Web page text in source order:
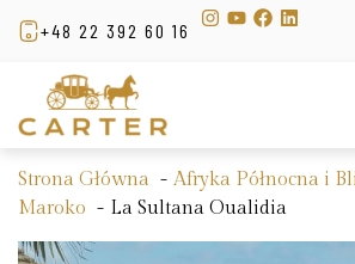
+48 22 392 60 16
Strona Główna
Afryka Północna i
Maroko
La Sultana Oualidia